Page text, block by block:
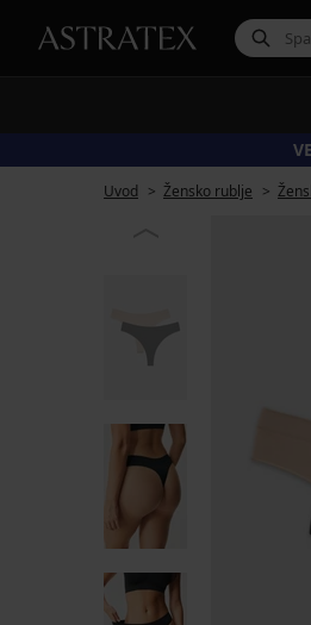
Uvod Žensko rublje